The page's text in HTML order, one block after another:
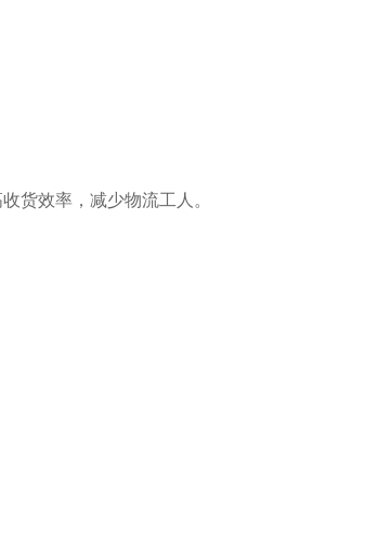
货效率，减少物流工人。